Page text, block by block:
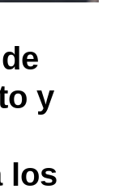
y
los